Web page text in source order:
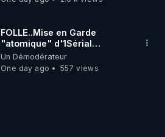
FOLLE..Mise en Garde
"atomique" d'1Sérial
Lanceur d'ALERTES
combinant
"Théories"&"Faits
Un Démodérateur
One day ago
557 views